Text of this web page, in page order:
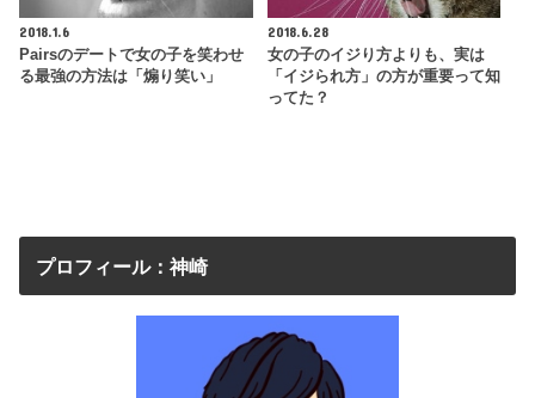
2018.1.6
Pairsのデートで女の子を笑わせ
る最強の方法は「煽り笑い」
2018.6.28
女の子のイジり方よりも、実は
「イジられ方」の方が重要って知
ってた？
プロフィール：神崎